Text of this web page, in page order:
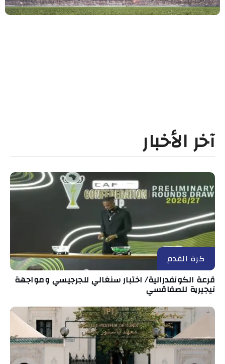
آخر الأخبار
كرة القدم
قرعة الكونفدرالية/ اختبار سنغالي للجرجيسي ومواجهة
نيجيرية للصفاقسي